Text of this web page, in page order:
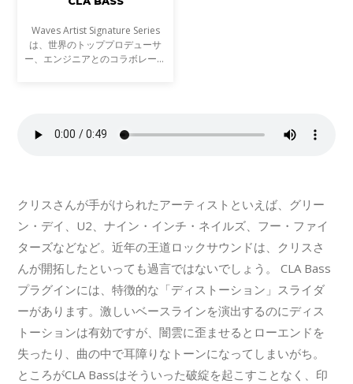
Waves Artist Signature Series
は、世界のトッププロデューサ
ー、エンジニアとのコラボレーシ
クリスさんが手がけられたアーティストといえば、グリー
ン・デイ、U2、ナイン・インチ・ネイルズ、フー・ファイ
ターズなどなど。近年の王道ロックサウンドは、クリスさ
んが開拓したといっても過言ではないでしょう。 CLA Bass
プラグインには、特徴的な「ディストーション」スライダ
ーがあります。激しいベースラインを演出するのにディス
トーションは有効ですが、闇雲に歪ませるとローエンドを
失ったり、曲の中で耳障りなトーンになってしまいがち。
ところがCLA Bassはそういった破綻を起こすことなく、印